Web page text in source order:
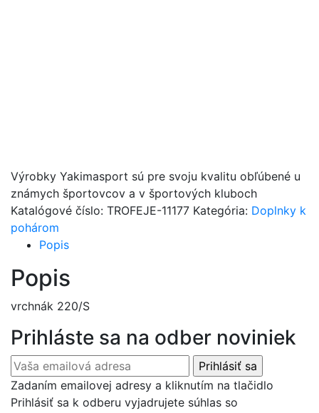
Výrobky Yakimasport sú pre svoju kvalitu obľúbené u
známych športovcov a v športových kluboch
Katalógové číslo: TROFEJE-11177 Kategória: Doplnky k
pohárom
Popis
Popis
vrchnák 220/S
Prihláste sa na odber noviniek
Zadaním emailovej adresy a kliknutím na tlačidlo
Prihlásiť sa k odberu vyjadrujete súhlas so